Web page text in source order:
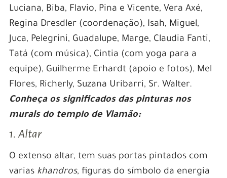
Luciana, Biba, Flavio, Pina e Vicente, Vera Axé,
Regina Dresdler (coordenação), Isah, Miguel,
Juca, Pelegrini, Guadalupe, Marge, Claudia Fanti,
Tatá (com música), Cintia (com yoga para a
equipe), Guilherme Erhardt (apoio e fotos), Mel
Flores, Richerly, Suzana Uribarri, Sr. Walter.
Conheça os significados das pinturas nos
murais do templo de Viamão:
1. Altar
O extenso altar, tem suas portas pintados com
varias khandros, figuras do símbolo da energia